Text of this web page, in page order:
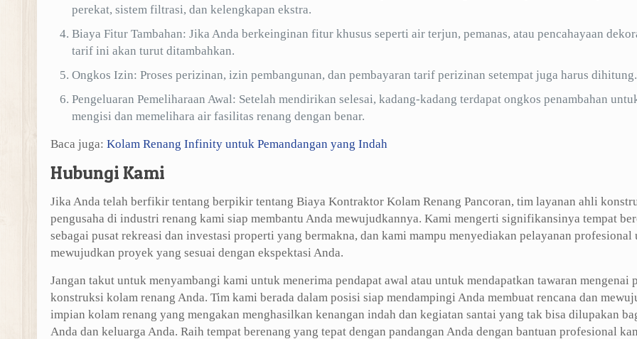
perekat, sistem filtrasi, dan kelengkapan ekstra.
Biaya Fitur Tambahan: Jika Anda berkeinginan fitur khusus seperti air terjun, pemanas, atau pencahayaan
tarif ini akan turut ditambahkan.
Ongkos Izin: Proses perizinan, izin pembangunan, dan pembayaran tarif perizinan setempat juga harus dihitung.
Pengeluaran Pemeliharaan Awal: Setelah mendirikan selesai, kadang-kadang terdapat ongkos penambahan
mengisi dan memelihara air fasilitas renang dengan benar.
Baca juga: Kolam Renang Infinity untuk Pemandangan yang Indah
Hubungi Kami
Jika Anda telah berfikir tentang berpikir tentang Biaya Kontraktor Kolam Renang Pancoran, tim layanan ahli
pengusaha di industri renang kami siap membantu Anda mewujudkannya. Kami mengerti signifikansinya tempat
sebagai pusat rekreasi dan investasi properti yang bermakna, dan kami mampu menyediakan pelayanan profesional
mewujudkan proyek yang sesuai dengan ekspektasi Anda.
Jangan takut untuk menyambangi kami untuk menerima pendapat awal atau untuk mendapatkan tawaran mengenai
konstruksi kolam renang Anda. Tim kami berada dalam posisi siap mendampingi Anda membuat rencana dan
impian kolam renang yang mengakan menghasilkan kenangan indah dan kegiatan santai yang tak bisa dilupakan
Anda dan keluarga Anda. Raih tempat berenang yang tepat dengan pandangan Anda dengan bantuan profesional